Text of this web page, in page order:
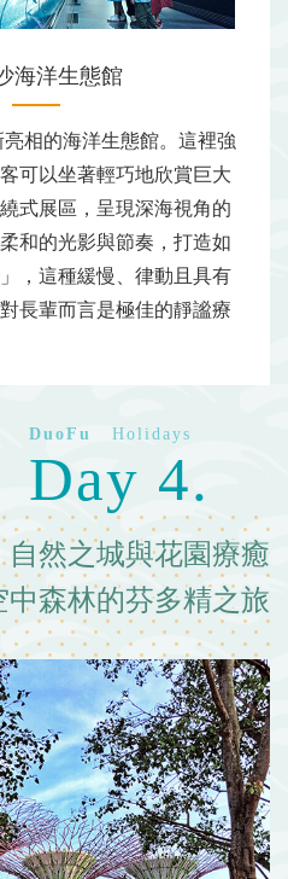
海洋生態館
相的海洋生態館。這裡強
可以坐著輕巧地欣賞巨大
式展區，呈現深海視角的
和的光影與節奏，打造如
，這種緩慢、律動且具有
長輩而言是極佳的靜謐療
Day 4.
自然之城與花園療癒
中森林的芬多精之旅